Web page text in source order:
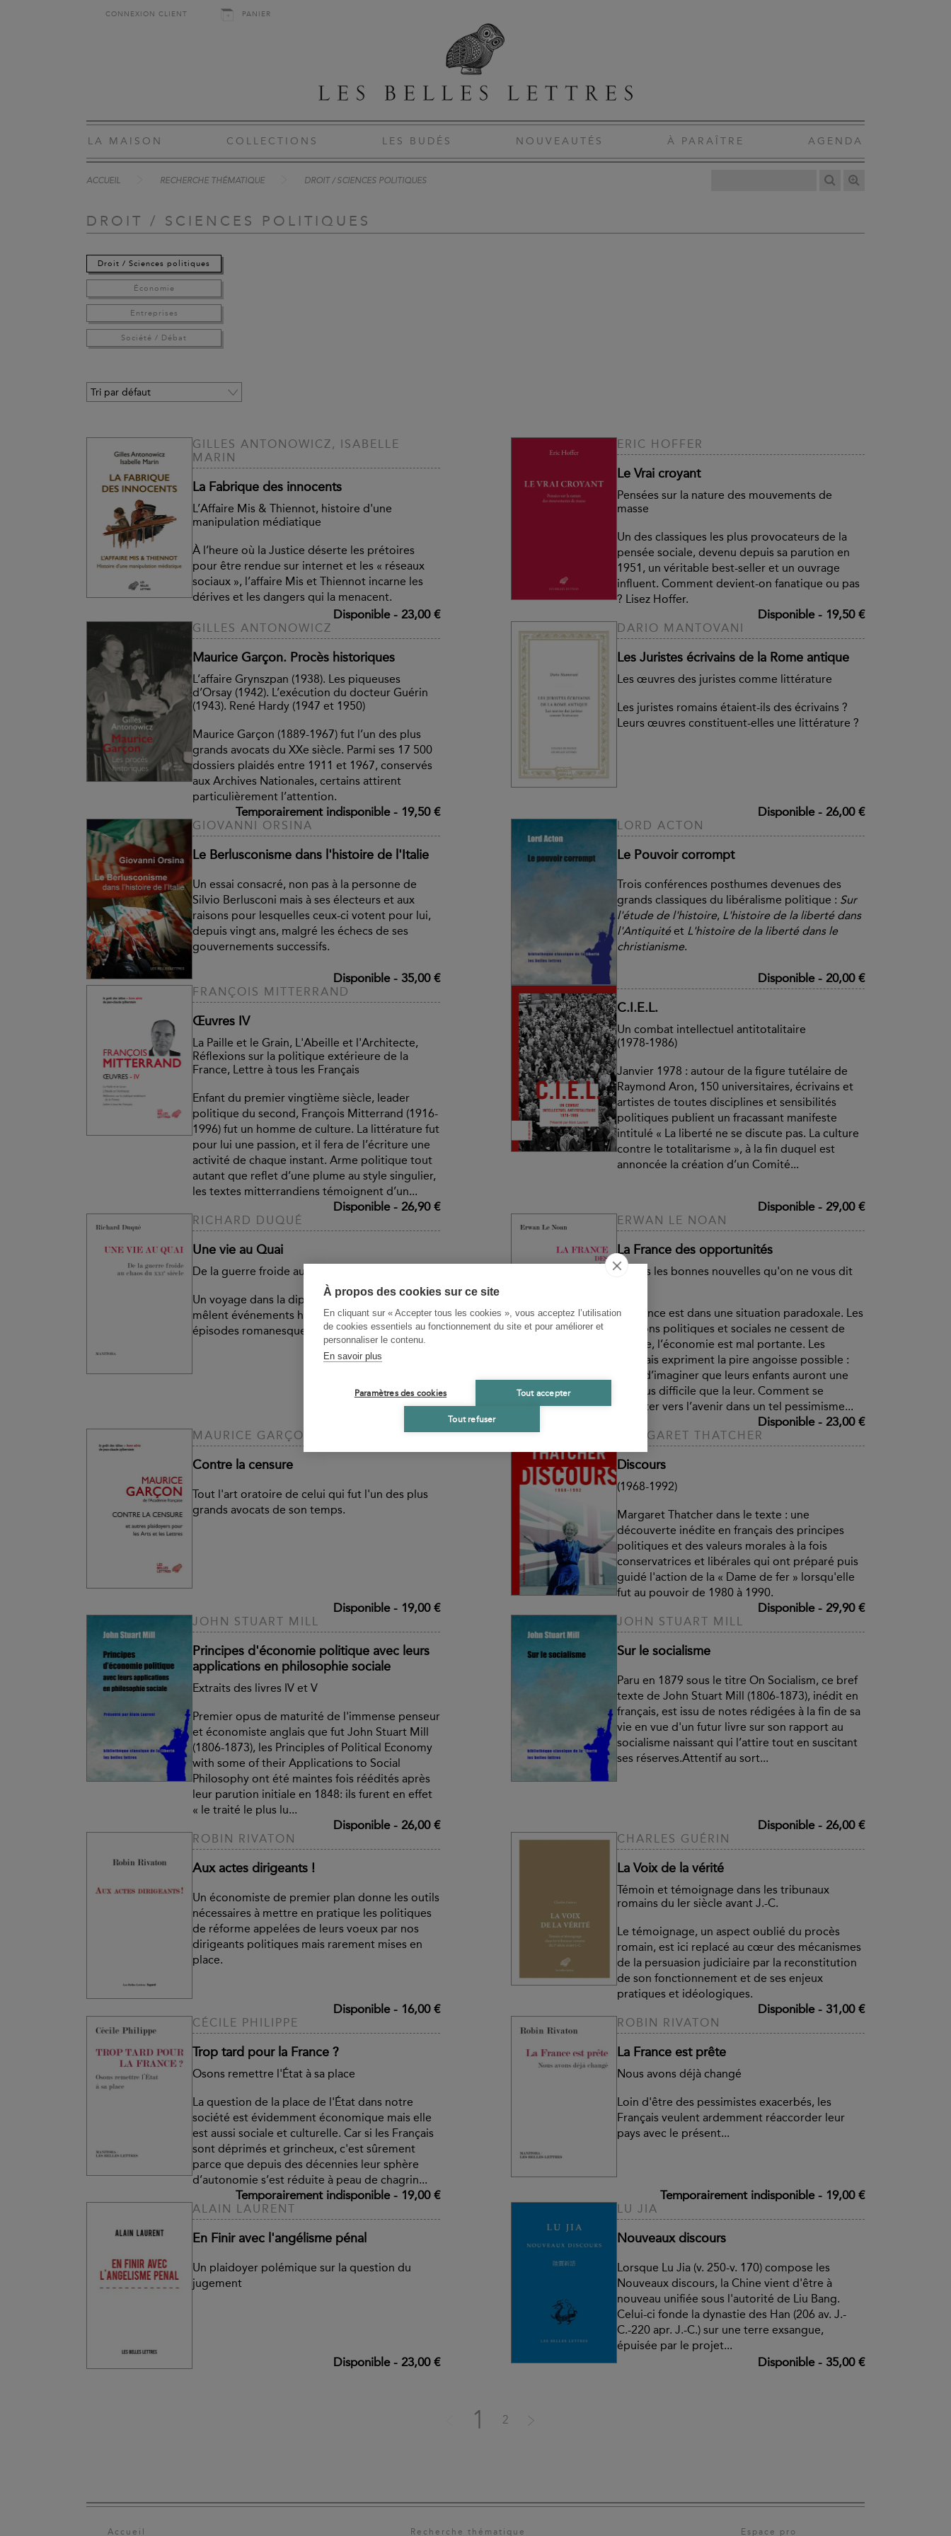
À propos des cookies sur ce site
En cliquant sur « Accepter tous les cookies », vous acceptez l’utilisation
de cookies essentiels au fonctionnement du site et pour améliorer et
personnaliser le contenu.
En savoir plus
Paramètres des cookies Tout accepter
Tout refuser
CONNEXION CLIENT PANIER
LA MAISON COLLECTIONS LES BUDÉS NOUVEAUTÉS À PARAÎTRE AGENDA
ACCUEIL RECHERCHE THÉMATIQUE DROIT / SCIENCES POLITIQUES
DROIT / SCIENCES POLITIQUES
Droit / Sciences politiques
Économie
Entreprises
Société / Débat
GILLES ANTONOWICZ, ISABELLE
MARIN
La Fabrique des innocents
L’Affaire Mis & Thiennot, histoire d'une
manipulation médiatique
À l’heure où la Justice déserte les prétoires
pour être rendue sur internet et les « réseaux
sociaux », l’affaire Mis et Thiennot incarne les
dérives et les dangers qui la menacent.
Disponible- 23,00 €
ERIC HOFFER
Le Vrai croyant
Pensées sur la nature des mouvements de
masse
Un des classiques les plus provocateurs de la
pensée sociale, devenu depuis sa parution en
1951, un véritable best-seller et un ouvrage
influent. Comment devient-on fanatique ou pas
? Lisez Hoffer.
Disponible- 19,50 €
GILLES ANTONOWICZ
Maurice Garçon. Procès historiques
L’affaire Grynszpan (1938). Les piqueuses
d’Orsay (1942). L’exécution du docteur Guérin
(1943). René Hardy (1947 et 1950)
Maurice Garçon (1889-1967) fut l’un des plus
grands avocats du XXe siècle. Parmi ses 17 500
dossiers plaidés entre 1911 et 1967, conservés
aux Archives Nationales, certains attirent
particulièrement l’attention.
Temporairement indisponible- 19,50 €
DARIO MANTOVANI
Les Juristes écrivains de la Rome antique
Les œuvres des juristes comme littérature
Les juristes romains étaient-ils des écrivains ?
Leurs œuvres constituent-elles une littérature ?
Disponible- 26,00 €
GIOVANNI ORSINA
Le Berlusconisme dans l'histoire de l'Italie
Un essai consacré, non pas à la personne de
Silvio Berlusconi mais à ses électeurs et aux
raisons pour lesquelles ceux-ci votent pour lui,
depuis vingt ans, malgré les échecs de ses
gouvernements successifs.
Disponible- 35,00 €
LORD ACTON
Le Pouvoir corrompt
Trois conférences posthumes devenues des
grands classiques du libéralisme politique : Sur
l'étude de l'histoire, L'histoire de la liberté dans
l'Antiquitéet L'histoire de la liberté dans le
christianisme.
Disponible- 20,00 €
FRANÇOIS MITTERRAND
Œuvres IV
La Paille et le Grain, L'Abeille et l'Architecte,
Réflexions sur la politique extérieure de la
France, Lettre à tous les Français
Enfant du premier vingtième siècle, leader
politique du second, François Mitterrand (1916-
1996) fut un homme de culture. La littérature fut
pour lui une passion, et il fera de l’écriture une
activité de chaque instant. Arme politique tout
autant que reflet d’une plume au style singulier,
les textes mitterrandiens témoignent d’un...
Disponible- 26,90 €
C.I.E.L.
Un combat intellectuel antitotalitaire
(1978‑1986)
Janvier 1978 : autour de la figure tutélaire de
Raymond Aron, 150 universitaires, écrivains et
artistes de toutes disciplines et sensibilités
politiques publient un fracassant manifeste
intitulé « La liberté ne se discute pas. La culture
contre le totalitarisme », à la fin duquel est
annoncée la création d’un Comité...
Disponible- 29,00 €
RICHARD DUQUÉ
Une vie au Quai
De la guerre froide au chaos du XXIe siècle
Un voyage dans la diplomatie française où se
mêlent événements historiques, anecdotes et
épisodes romanesques.
ERWAN LE NOAN
La France des opportunités
Toutes les bonnes nouvelles qu'on ne vous dit
La France est dans une situation paradoxale. Les
tensions politiques et sociales ne cessent de
croître, l’économie est mal portante. Les
Français expriment la pire angoisse possible :
celle d’imaginer que leurs enfants auront une
vie plus difficile que la leur. Comment se
projeter vers l’avenir dans un tel pessimisme...
Disponible- 23,00 €
MAURICE GARÇON
Contre la censure
Tout l'art oratoire de celui qui fut l'un des plus
grands avocats de son temps.
Disponible- 19,00 €
MARGARET THATCHER
Discours
(1968-1992)
Margaret Thatcher dans le texte : une
découverte inédite en français des principes
politiques et des valeurs morales à la fois
conservatrices et libérales qui ont préparé puis
guidé l'action de la « Dame de fer » lorsqu'elle
fut au pouvoir de 1980 à 1990.
Disponible- 29,90 €
JOHN STUART MILL
Principes d'économie politique avec leurs
applications en philosophie sociale
Extraits des livres IV et V
Premier opus de maturité de l'immense penseur
et économiste anglais que fut John Stuart Mill
(1806-1873), les Principles of Political Economy
with some of their Applications to Social
Philosophy ont été maintes fois réédités après
leur parution initiale en 1848: ils furent en effet
« le traité le plus lu...
Disponible- 26,00 €
JOHN STUART MILL
Sur le socialisme
Paru en 1879 sous le titre On Socialism, ce bref
texte de John Stuart Mill (1806-1873), inédit en
français, est issu de notes rédigées à la fin de sa
vie en vue d'un futur livre sur son rapport au
socialisme naissant qui l’attire tout en suscitant
ses réserves.Attentif au sort...
Disponible- 26,00 €
ROBIN RIVATON
Aux actes dirigeants !
Un économiste de premier plan donne les outils
nécessaires à mettre en pratique les politiques
de réforme appelées de leurs voeux par nos
dirigeants politiques mais rarement mises en
place.
Disponible- 16,00 €
CHARLES GUÉRIN
La Voix de la vérité
Témoin et témoignage dans les tribunaux
romains du Ier siècle avant J.-C.
Le témoignage, un aspect oublié du procès
romain, est ici replacé au cœur des mécanismes
de la persuasion judiciaire par la reconstitution
de son fonctionnement et de ses enjeux
pratiques et idéologiques.
Disponible- 31,00 €
CÉCILE PHILIPPE
Trop tard pour la France ?
Osons remettre l'État à sa place
La question de la place de l'État dans notre
société est évidemment économique mais elle
est aussi sociale et culturelle. Car si les Français
sont déprimés et grincheux, c'est sûrement
parce que depuis des décennies leur sphère
d’autonomie s’est réduite à peau de chagrin...
Temporairement indisponible- 19,00 €
ROBIN RIVATON
La France est prête
Nous avons déjà changé
Loin d'être des pessimistes exacerbés, les
Français veulent ardemment réaccorder leur
pays avec le présent...
Temporairement indisponible- 19,00 €
ALAIN LAURENT
En Finir avec l'angélisme pénal
Un plaidoyer polémique sur la question du
jugement
Disponible- 23,00 €
LU JIA
Nouveaux discours
Lorsque Lu Jia (v. 250-v. 170) compose les
Nouveaux discours, la Chine vient d'être à
nouveau unifiée sous l'autorité de Liu Bang.
Celui-ci fonde la dynastie des Han (206 av. J.-
C.-220 apr. J.-C.) sur une terre exsangue,
épuisée par le projet...
Disponible- 35,00 €
1 2
Accueil Recherche thématique Espace pro